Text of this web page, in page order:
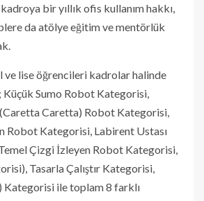
bir yıllık ofis kullanım hakkı,
da atölye eğitim ve mentörlük
ve lise öğrencileri kadrolar halinde
Sumo Robot Kategorisi,
Caretta) Robot Kategorisi,
Robot Kategorisi, Labirent Ustası
Çizgi İzleyen Robot Kategorisi,
Tasarla Çalıştır Kategorisi,
Kategorisi ile toplam 8 farklı